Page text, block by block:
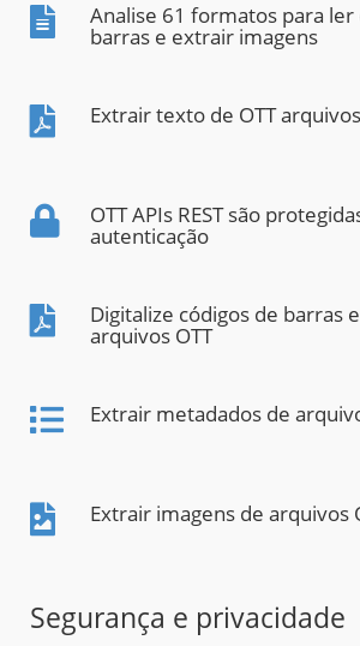
Analise 61 formatos para ler
barras e extrair imagens
Extrair texto de OTT arquivos
OTT APIs REST são
autenticação
Digitalize códigos de barras
arquivos OTT
Extrair metadados de
Extrair imagens de arquivos
Segurança e privacidade